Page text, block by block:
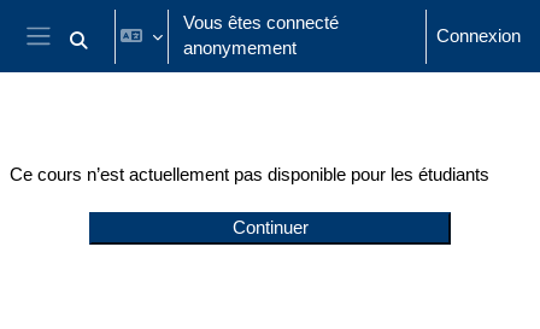
Passer au contenu principal
Panneau latéral
Activer/désactiver la saisie de recherche
Vous êtes connecté
anonymement
Connexion
Ce cours n’est actuellement pas disponible pour les étudiants
Continuer